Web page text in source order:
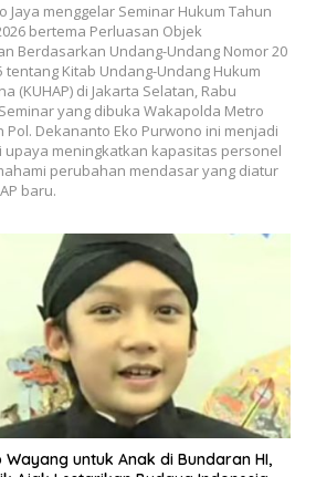
Jaya menggelar Seminar Hukum Tahun
bertema Perluasan Objek
Berdasarkan Undang-Undang Nomor 20
tentang Kitab Undang-Undang Hukum
(KUHAP) di Jakarta Selatan, Rabu
yang dibuka Wakapolda Metro
Pol. Dekananto Eko Purwono ini menjadi
upaya meningkatkan kapasitas personel
perubahan mendasar yang diatur
baru.
Wayang untuk Anak di Bundaran HI,